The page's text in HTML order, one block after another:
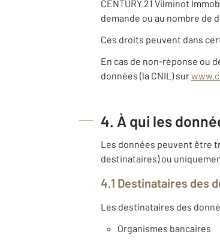
CENTURY 21 Vilminot
demande ou au nombre de
Ces droits peuvent dans
En cas de non-réponse ou
données (la CNIL) sur
4. À qui les
Les données peuvent être
destinataires) ou
4.1 Destinataires des
Les destinataires des
Organismes bancaires